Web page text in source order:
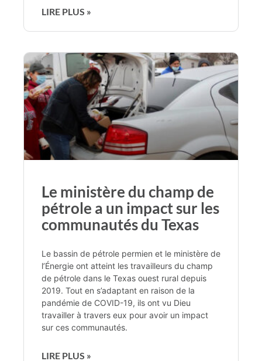
LIRE PLUS »
Le ministère du champ de
pétrole a un impact sur les
communautés du Texas
Le bassin de pétrole permien et le ministère de
l’Énergie ont atteint les travailleurs du champ
de pétrole dans le Texas ouest rural depuis
2019. Tout en s’adaptant en raison de la
pandémie de COVID-19, ils ont vu Dieu
travailler à travers eux pour avoir un impact
sur ces communautés.
LIRE PLUS »